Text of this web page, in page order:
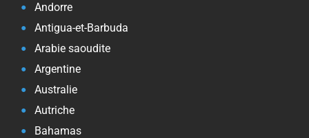
Andorre
Antigua-et-Barbuda
Arabie saoudite
Argentine
Australie
Autriche
Bahamas